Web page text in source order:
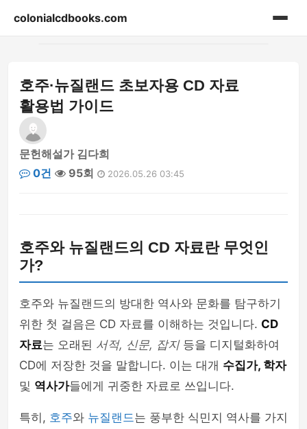
colonialcdbooks.com
게시판
호주·뉴질랜드 초보자용 CD 자료
활용법 가이드
문헌해설가 김다희
0건
95회 2026.05.26 03:45
호주와 뉴질랜드의 CD 자료란 무엇인
가?
호주와 뉴질랜드의 방대한 역사와 문화를 탐구하기
위한 첫 걸음은 CD 자료를 이해하는 것입니다. CD
자료는 오래된 서적, 신문, 잡지등을 디지털화하여
CD에 저장한 것을 말합니다. 이는 대개 수집가, 학자
및 역사가들에게 귀중한 자료로 쓰입니다.
특히, 호주와 뉴질랜드는 풍부한 식민지 역사를 가지